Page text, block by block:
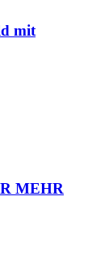
mit
MEHR